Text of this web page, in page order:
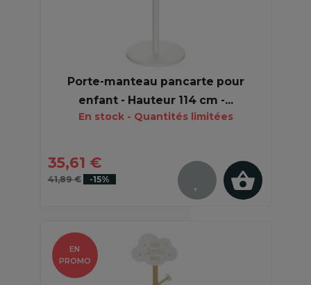
Porte-manteau pancarte pour
enfant - Hauteur 114 cm -...
En stock - Quantités limitées
35,61 €
41,89 € -15%
EN
PROMO